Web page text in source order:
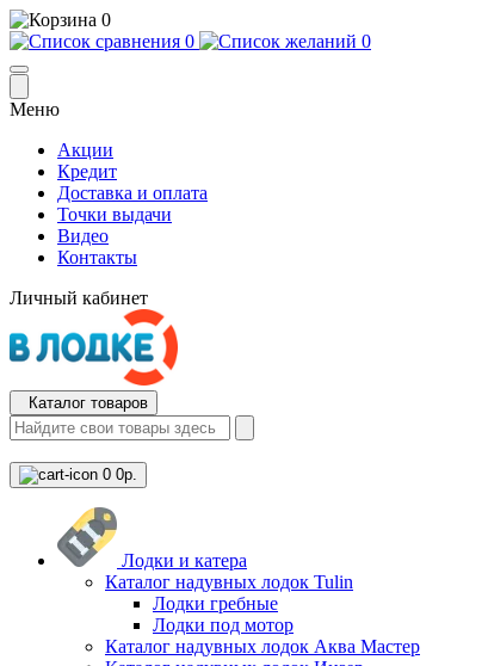
0
0
0
Меню
Акции
Кредит
Доставка и оплата
Точки выдачи
Видео
Контакты
Личный кабинет
Каталог товаров
0 0р.
Лодки и катера
Каталог надувных лодок Tulin
Лодки гребные
Лодки под мотор
Каталог надувных лодок Аква Мастер